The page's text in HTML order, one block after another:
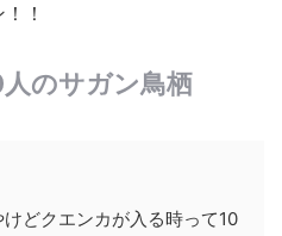
！！
のサガン鳥栖
どクエンカが入る時って10